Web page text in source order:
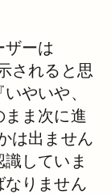
ザーは
されると思
やいや、
まま次に進
は出ません
していま
なりません